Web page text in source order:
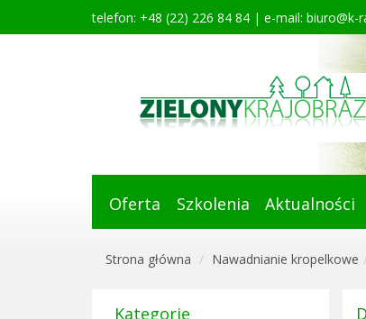
telefon: +48 (22) 226 84 84 | e-mail: biuro@k-
Oferta Szkolenia Aktualności
Strona główna Nawadnianie kropelkowe
Kategorie